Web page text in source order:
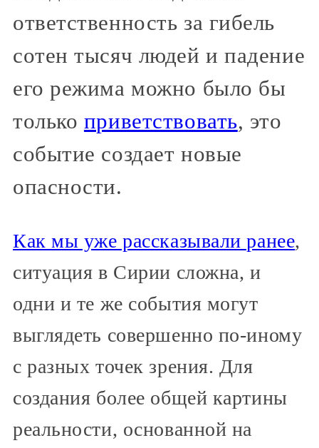
ответственность за гибель
сотен тысяч людей и падение
его режима можно было бы
только приветствовать, это
событие создает новые
опасности.
Как мы уже рассказывали ранее,
ситуация в Сирии сложна, и
одни и те же события могут
выглядеть совершенно по-иному
с разных точек зрения. Для
создания более общей картины
реальности, основанной на